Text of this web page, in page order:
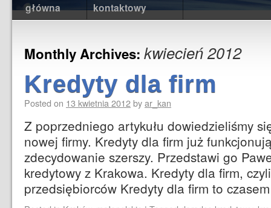
główna
kontaktowy
Monthly Archives: kwiecień 2012
Kredyty dla firm
Posted on 13 kwietnia 2012byar_kan
Z poprzedniego artykułu dowiedzieliśmy
nowej firmy. Kredyty dla firm już
zdecydowanie szerszy. Przedstawi go
kredytowy z Krakowa. Kredyty dla firm,
przedsiębiorców Kredyty dla firm to